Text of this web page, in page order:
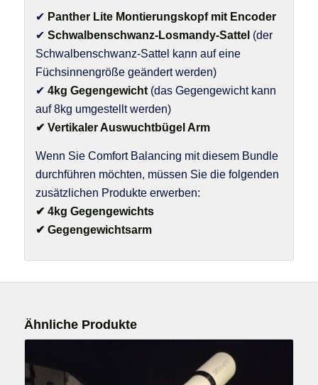
✔ Panther Lite Montierungskopf mit Encoder
✔ Schwalbenschwanz-Losmandy-Sattel (der
Schwalbenschwanz-Sattel kann auf eine
Füchsinnengröße geändert werden)
✔ 4kg Gegengewicht (das Gegengewicht kann
auf 8kg umgestellt werden)
✔ Vertikaler Auswuchtbügel Arm
Wenn Sie Comfort Balancing mit diesem Bundle
durchführen möchten, müssen Sie die folgenden
zusätzlichen Produkte erwerben:
✔ 4kg Gegengewichts
✔ Gegengewichtsarm
Ähnliche Produkte